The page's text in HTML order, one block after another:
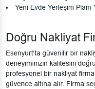
Yeni Evde Yerleşim Planı
Doğru Nakliyat
Esenyurt'ta güvenilir bir
deneyiminizin kalitesini
profesyonel bir nakliyat
güvence altına alır. Firma